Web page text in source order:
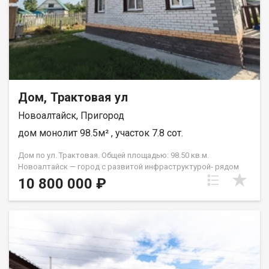
Дом, Трактовая ул
Новоалтайск, Пригород
дом монолит 98.5м² , участок 7.8 сот.
Дом по ул. Трактовая. Общей площадью: 98.50 кв.м.
Новоалтайск — город с развитой инфраструктурой- рядом
магазины, школы, остановки общественного транспорта. При
этом улица Трактовая расположена в спокойном жилом
районе — здесь нет шумных магистралей, зато есть ощущение
обустроить зону для барбекю, разбить сад или огород,
поставить теплицу либо оставить пространство для детских
игр и отдыха. В продаже любимый дом для счастливой жизни.
10 800 000 ₽